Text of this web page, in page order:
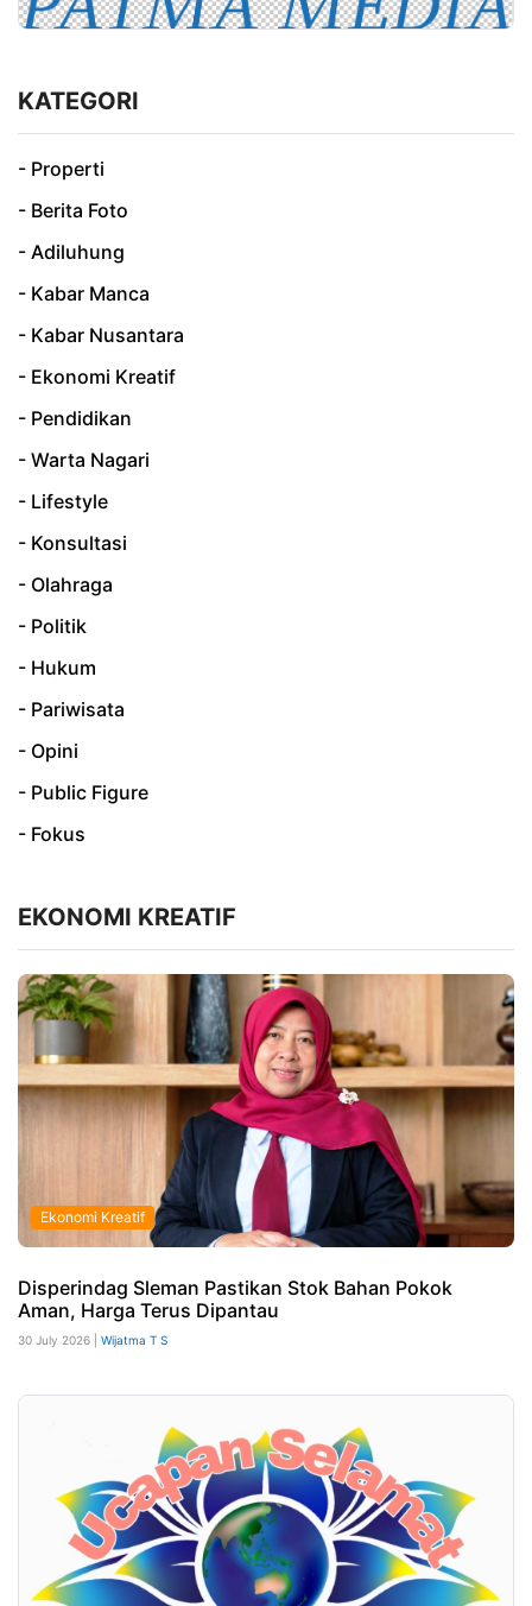
KATEGORI
- Properti
- Berita Foto
- Adiluhung
- Kabar Manca
- Kabar Nusantara
- Ekonomi Kreatif
- Pendidikan
- Warta Nagari
- Lifestyle
- Konsultasi
- Olahraga
- Politik
- Hukum
- Pariwisata
- Opini
- Public Figure
- Fokus
EKONOMI KREATIF
Ekonomi Kreatif
Disperindag Sleman Pastikan Stok Bahan Pokok
Aman, Harga Terus Dipantau
30 July 2026 | Wijatma T S